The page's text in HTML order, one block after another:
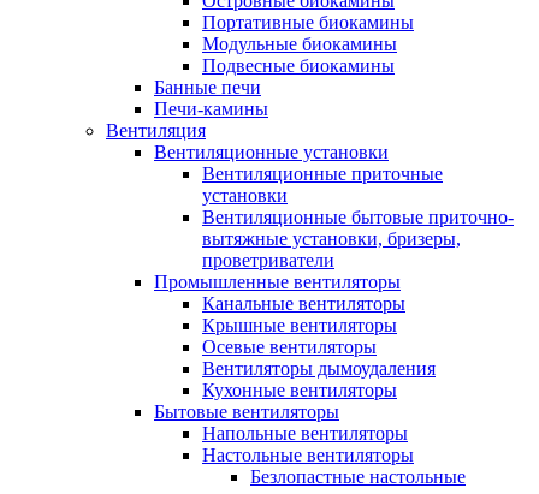
Портативные биокамины
Модульные биокамины
Подвесные биокамины
Банные печи
Печи-камины
Вентиляция
Вентиляционные установки
Вентиляционные приточные
установки
Вентиляционные бытовые приточно-
вытяжные установки, бризеры,
проветриватели
Промышленные вентиляторы
Канальные вентиляторы
Крышные вентиляторы
Осевые вентиляторы
Вентиляторы дымоудаления
Кухонные вентиляторы
Бытовые вентиляторы
Напольные вентиляторы
Настольные вентиляторы
Безлопастные настольные